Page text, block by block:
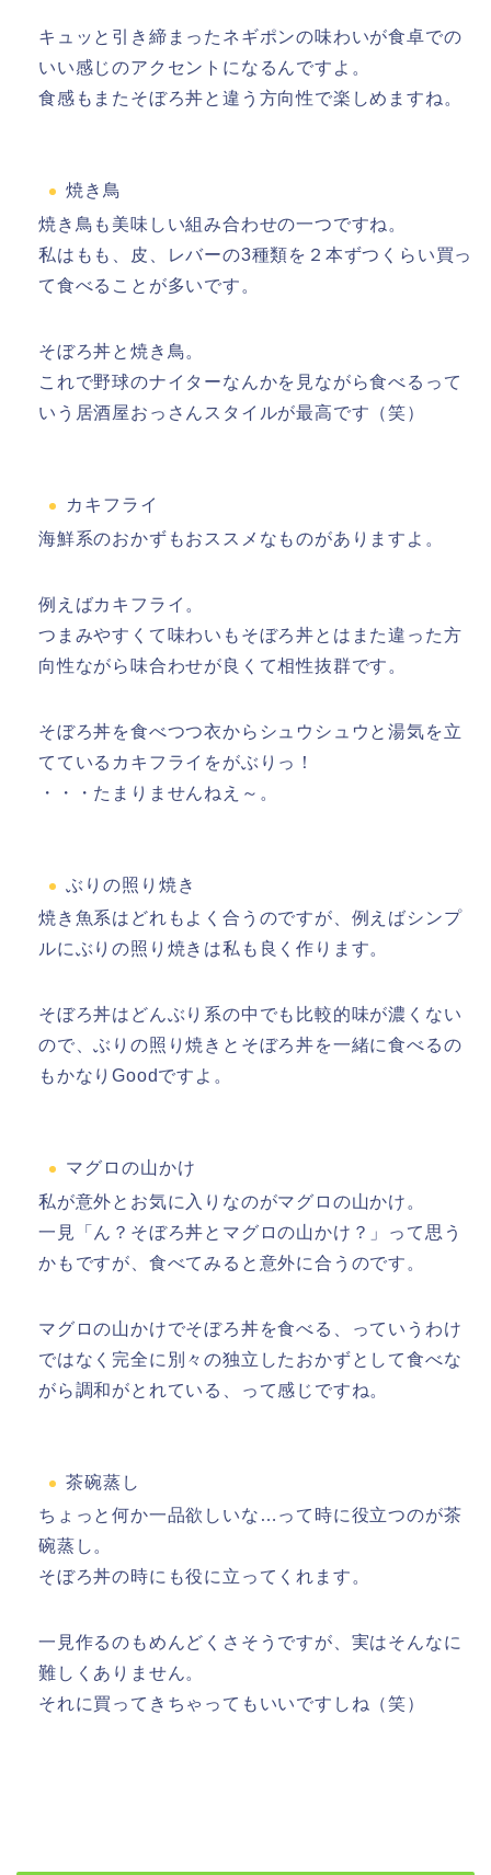
キュッと引き締まったネギポンの味わいが食卓での
いい感じのアクセントになるんですよ。
食感もまたそぼろ丼と違う方向性で楽しめますね。
焼き鳥
焼き鳥も美味しい組み合わせの一つですね。
私はもも、皮、レバーの3種類を２本ずつくらい買っ
て食べることが多いです。
そぼろ丼と焼き鳥。
これで野球のナイターなんかを見ながら食べるって
いう居酒屋おっさんスタイルが最高です（笑）
カキフライ
海鮮系のおかずもおススメなものがありますよ。
例えばカキフライ。
つまみやすくて味わいもそぼろ丼とはまた違った方
向性ながら味合わせが良くて相性抜群です。
そぼろ丼を食べつつ衣からシュウシュウと湯気を立
てているカキフライをがぶりっ！
・・・たまりませんねえ～。
ぶりの照り焼き
焼き魚系はどれもよく合うのですが、例えばシンプ
ルにぶりの照り焼きは私も良く作ります。
そぼろ丼はどんぶり系の中でも比較的味が濃くない
ので、ぶりの照り焼きとそぼろ丼を一緒に食べるの
もかなりGoodですよ。
マグロの山かけ
私が意外とお気に入りなのがマグロの山かけ。
一見「ん？そぼろ丼とマグロの山かけ？」って思う
かもですが、食べてみると意外に合うのです。
マグロの山かけでそぼろ丼を食べる、っていうわけ
ではなく完全に別々の独立したおかずとして食べな
がら調和がとれている、って感じですね。
茶碗蒸し
ちょっと何か一品欲しいな…って時に役立つのが茶
碗蒸し。
そぼろ丼の時にも役に立ってくれます。
一見作るのもめんどくさそうですが、実はそんなに
難しくありません。
それに買ってきちゃってもいいですしね（笑）